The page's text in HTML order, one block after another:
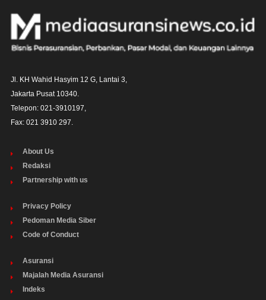
Jl. KH Wahid Hasyim 12 G, Lantai 3,
Jakarta Pusat 10340.
Telepon: 021-3910197,
Fax: 021 3910 297.
About Us
Redaksi
Partnership with us
Privacy Policy
Pedoman Media Siber
Code of Conduct
Asuransi
Majalah Media Asuransi
Indeks